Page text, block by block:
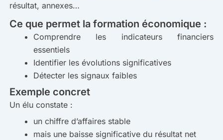
résultat, annexes…
Ce que permet la formation économique :
Comprendre les indicateurs financiers
essentiels
Identifier les évolutions significatives
Détecter les signaux faibles
Exemple concret
Un élu constate :
un chiffre d’affaires stable
mais une baisse significative du résultat net